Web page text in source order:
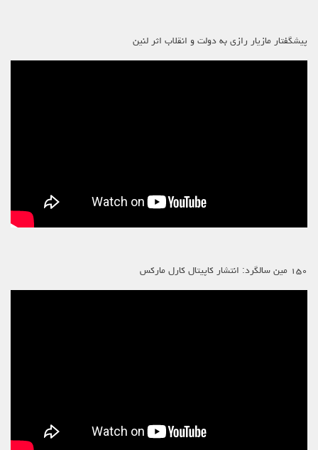
پیشگفتار مازیار رازی به دولت و انقلاب اثر لنین
۱۵۰ مین سالگرد: انتشار کاپیتال کارل مارکس